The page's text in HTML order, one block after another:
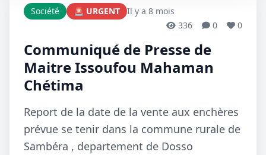
Société 🚨 URGENT
Il y a 8 mois
336
0 0
Communiqué de Presse de
Maitre Issoufou Mahaman
Chétima
Report de la date de la vente aux enchères
prévue se tenir dans la commune rurale de
Sambéra , departement de Dosso